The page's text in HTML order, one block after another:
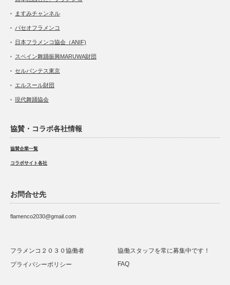
ますみチャンネル
パセオフラメンコ
日本フラメンコ協会（ANIF)
スペイン舞踊振興MARUWA財団
セルバンテス東京
エルスール財団
現代舞踊協会
協賛・コラボ各社情報
協賛企業一覧
コラボサイト各社
お問合せ先
flamenco2030@gmail.com
フラメンコ２０３０協働者
協働スタッフを常に募集中です！
プライバシーポリシー
FAQ